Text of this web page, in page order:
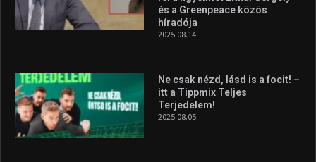
és a Greenpeace közös
híradója
2025.08.14.
Ne csak nézd, lásd is a focit! –
itt a Tippmix Teljes
Terjedelem!
2025.08.05.